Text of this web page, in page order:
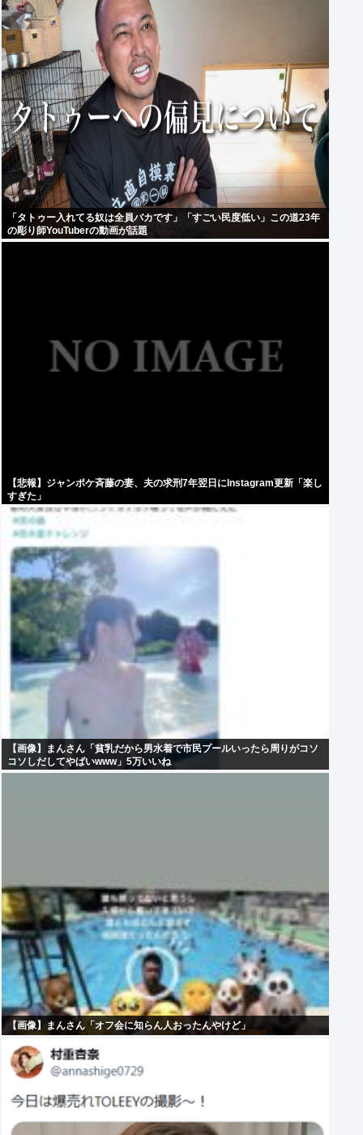
「タトゥー入れてる奴は全員バカです」「すごい民度低い」この道23年
の彫り師YouTuberの動画が話題
【悲報】ジャンポケ斉藤の妻、夫の求刑7年翌日にInstagram更新「楽し
すぎた」
【画像】まんさん「貧乳だから男水着で市民プールいったら周りがコソ
コソしだしてやばいwww」5万いいね
【画像】まんさん「オフ会に知らん人おったんやけど」